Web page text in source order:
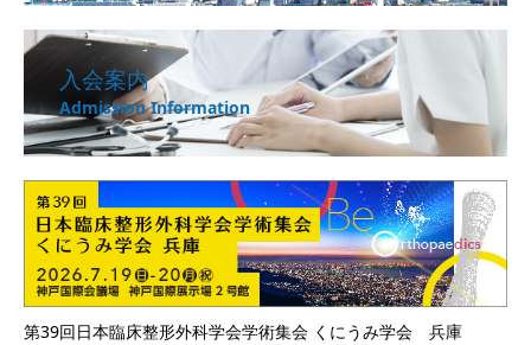
入会案内
Admission Information
第39回日本臨床整形外科学会学術集会 くにうみ学会 兵庫